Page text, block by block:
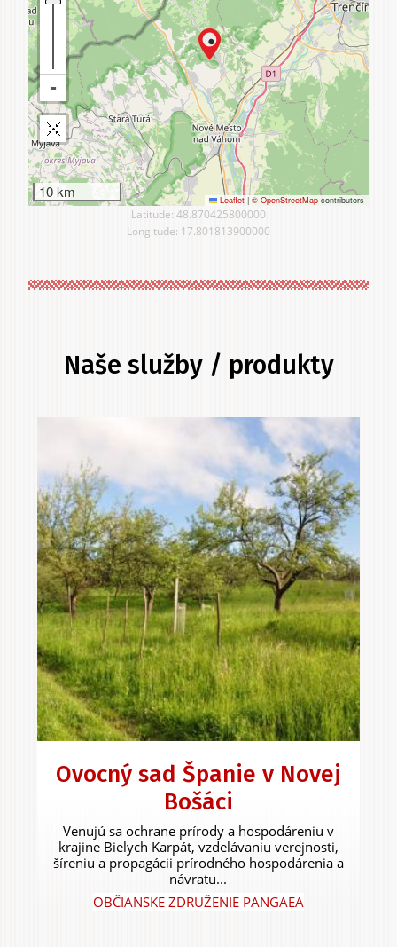
10 km Leaflet | © OpenStreetMap contributors
Latitude: 48.870425800000
Longitude: 17.801813900000
Naše služby / produkty
Ovocný sad Španie v Novej
Bošáci
Venujú sa ochrane prírody a hospodáreniu v
krajine Bielych Karpát, vzdelávaniu verejnosti,
šíreniu a propagácii prírodného hospodárenia a
návratu...
OBČIANSKE ZDRUŽENIE PANGAEA